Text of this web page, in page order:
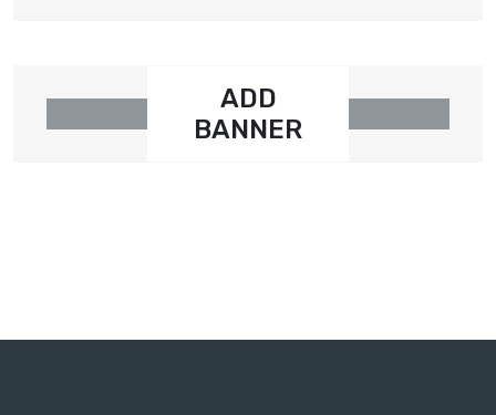
ADD
BANNER